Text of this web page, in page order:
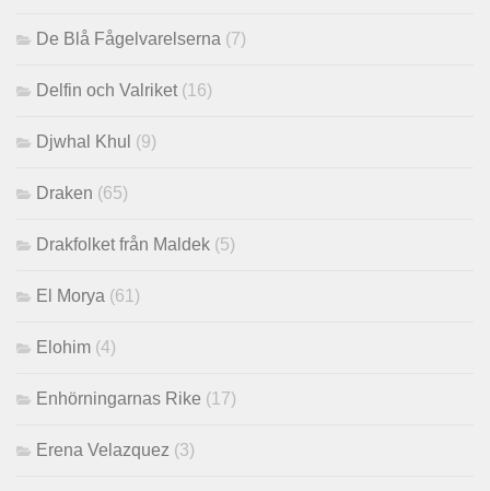
De Blå Fågelvarelserna (7)
Delfin och Valriket (16)
Djwhal Khul (9)
Draken (65)
Drakfolket från Maldek (5)
El Morya (61)
Elohim (4)
Enhörningarnas Rike (17)
Erena Velazquez (3)